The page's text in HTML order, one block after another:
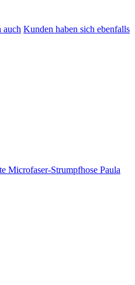
auch Kunden haben sich ebenfalls
Microfaser-Strumpfhose Paula